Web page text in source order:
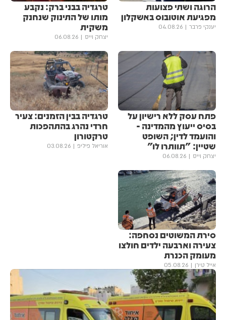
הרוגה ושתי פצועות
מפגיעת אוטובוס באשקלון
יענקי פרבר 04.08.26
טרגדיה בבני ברק: נקבע
מותו של התינוק שנחנק
משקית
יצחק וייס 06.08.26
פתח עסק ללא רישיון על
בסיס ייעוץ מהמדינה -
והועמד לדין; השופט
שטיין: "תוותרו לו"
יצחק וייס 06.08.26
טרגדיה בבין הזמנים: צעיר
חרדי נהרג בהתהפכות
טרקטורון
אוריאל פיליפ 03.08.26
סירת המשוטים נסחפה:
צעירה וארבעה ילדים חולצו
מעומק הכנרת
אייל טירן 05.08.26